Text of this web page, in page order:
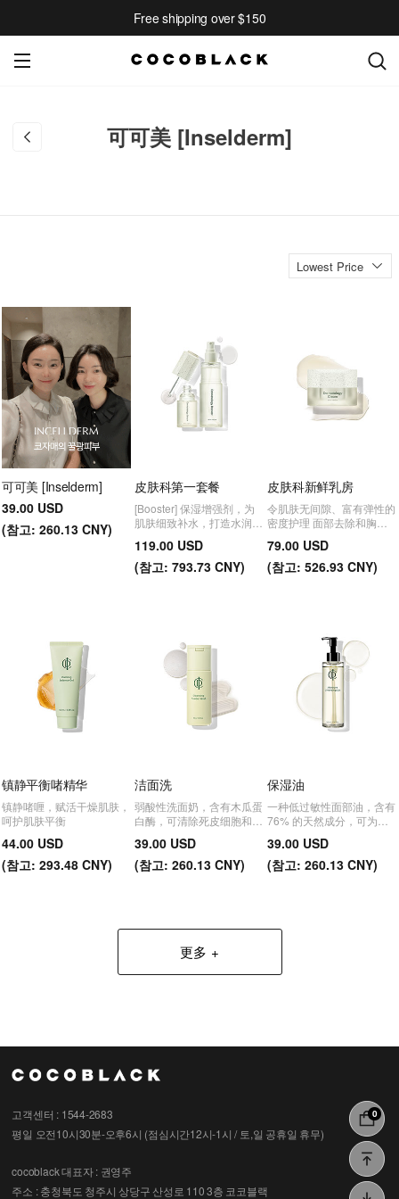
Free shipping over $150
0
可可美 [Inselderm]
可可美 [Inselderm]
39.00 USD
(참고: 260.13 CNY)
皮肤科第一套餐
[Booster] 保湿增强剂，为
肌肤细致补水，打造水润健
康肌肤 [Jeonghwa] 带来闪
耀光泽效果的 Moisture
Glow Jeonghwa
119.00 USD
(참고:793.73 CNY)
皮肤科新鲜乳房
令肌肤无间隙、富有弹性的
密度护理 面部去除和胸部
79.00 USD
(참고:526.93 CNY)
镇静平衡啫精华
镇静啫喱，赋活干燥肌肤，
呵护肌肤平衡
44.00 USD
(참고: 293.48 CNY)
洁面洗
弱酸性洗面奶，含有木瓜蛋
白酶，可清除死皮细胞和杂
39.00 USD
(참고:260.13 CNY)
保湿油
一种低过敏性面部油，含有
76% 的天然成分，可为面
39.00 USD
(참고:260.13 CNY)
更多
고객센터 : 1544-2683
평일 오전10시30분-오후6시 (점심시간12시-1시 / 토,일 공휴일 휴무)
cocoblack대표자 : 권영주
주소 : 충청북도 청주시 상당구 산성로 110 3층 코코블랙